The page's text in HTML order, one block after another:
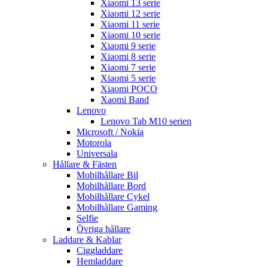
Xiaomi 13 serie
Xiaomi 12 serie
Xiaomi 11 serie
Xiaomi 10 serie
Xiaomi 9 serie
Xiaomi 8 serie
Xiaomi 7 serie
Xiaomi 5 serie
Xiaomi POCO
Xaomi Band
Lenovo
Lenovo Tab M10 serien
Microsoft / Nokia
Motorola
Universala
Hållare & Fästen
Mobilhållare Bil
Mobilhållare Bord
Mobilhållare Cykel
Mobilhållare Gaming
Selfie
Övriga hållare
Laddare & Kablar
Ciggladdare
Hemladdare